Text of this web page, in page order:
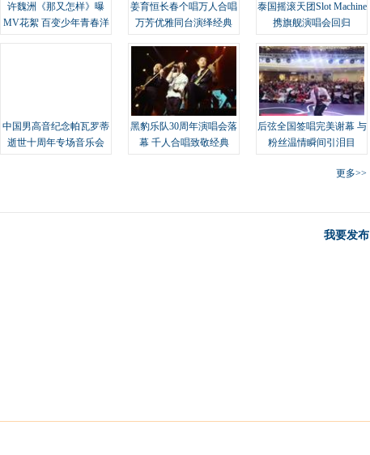
许魏洲《那又怎样》曝
MV花絮 百变少年青春洋
姜育恒长春个唱万人合唱
万芳优雅同台演绎经典
泰国摇滚天团Slot Machine
携旗舰演唱会回归
中国男高音纪念帕瓦罗蒂
逝世十周年专场音乐会
黑豹乐队30周年演唱会落
幕 千人合唱致敬经典
后弦全国签唱完美谢幕 与
粉丝温情瞬间引泪目
更多>>
我要发布